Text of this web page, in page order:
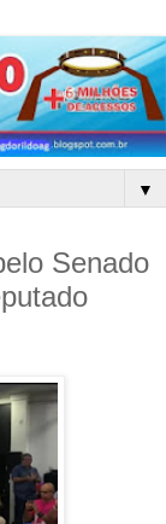
▼
Senado